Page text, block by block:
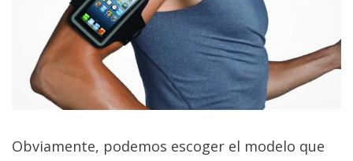
Obviamente, podemos escoger el modelo que